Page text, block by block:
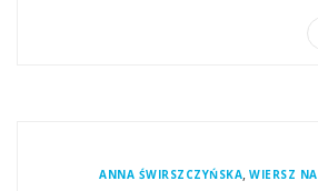
ANNA ŚWIRSZCZYŃSKA,WIERSZ